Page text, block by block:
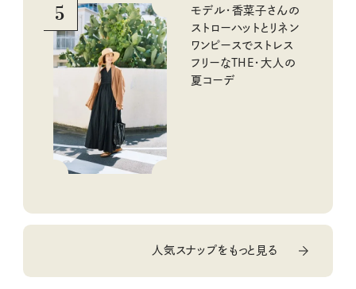
5
モデル・香菜子さんの
ストローハットとリネン
ワンピースでストレス
フリーなTHE・大人の
夏コーデ
人気スナップをもっと見る